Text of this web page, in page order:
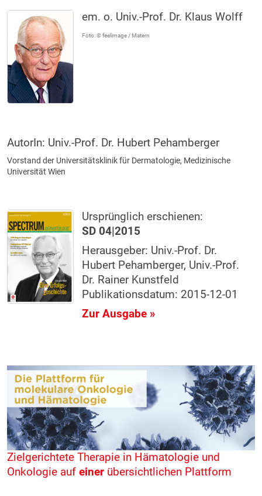
em. o. Univ.-Prof. Dr. Klaus Wolff
Foto: © feelimage / Matern
AutorIn: Univ.-Prof. Dr. Hubert Pehamberger
Vorstand der Universitätsklinik für Dermatologie, Medizinische
Universität Wien
Ursprünglich erschienen:
SD 04|2015
Herausgeber: Univ.-Prof. Dr.
Hubert Pehamberger, Univ.-Prof.
Dr. Rainer Kunstfeld
Publikationsdatum: 2015-12-01
Zur Ausgabe »
Zielgerichtete Therapie in Hämatologie und
Onkologie auf einerübersichtlichen Plattform